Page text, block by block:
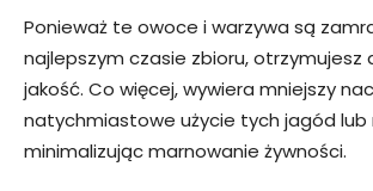
Ponieważ te owoce i warzywa są
najlepszym czasie zbioru, otrzymujesz
jakość. Co więcej, wywiera mniejszy
natychmiastowe użycie tych jagód lub
minimalizując marnowanie żywności.